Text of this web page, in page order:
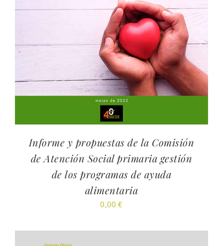
Informe y propuestas de la Comisión
de Atención Social primaria gestión
de los programas de ayuda
alimentaria
0,00€